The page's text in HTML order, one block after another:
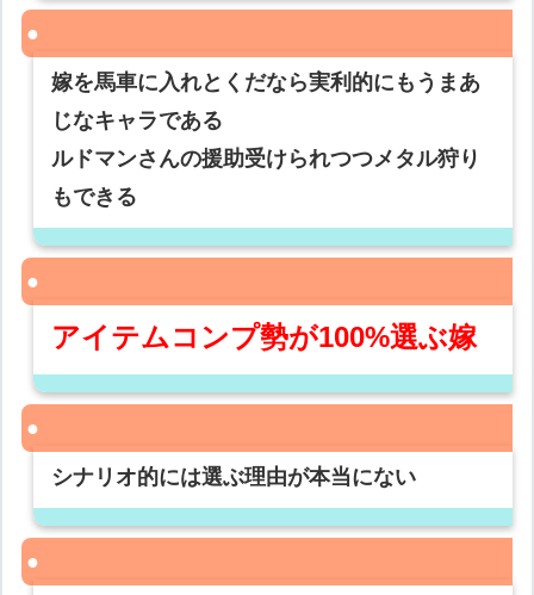
嫁を馬車に入れとくだなら実利的にもうまあ
じなキャラである
ルドマンさんの援助受けられつつメタル狩り
もできる
アイテムコンプ勢が100%選ぶ嫁
シナリオ的には選ぶ理由が本当にない